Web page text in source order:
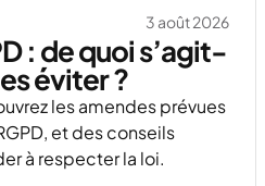
3 août 2026
: de quoi s’agit-
éviter ?
les amendes prévues
et des conseils
à respecter la loi.